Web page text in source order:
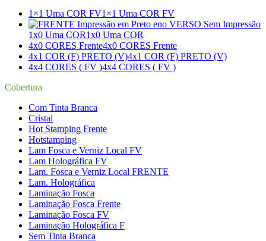
1×1 Uma COR FV1×1 Uma COR FV
1x0 Uma COR1x0 Uma COR
4x0 CORES Frente4x0 CORES Frente
4x1 COR (F) PRETO (V)4x1 COR (F) PRETO (V)
4x4 CORES ( FV )4x4 CORES ( FV )
Cobertura
Com Tinta Branca
Cristal
Hot Stamping Frente
Hotstamping
Lam Fosca e Verniz Local FV
Lam Holográfica FV
Lam. Fosca e Verniz Local FRENTE
Lam. Holográfica
Laminação Fosca
Laminação Fosca Frente
Laminação Fosca FV
Laminação Holográfica F
Sem Tinta Branca